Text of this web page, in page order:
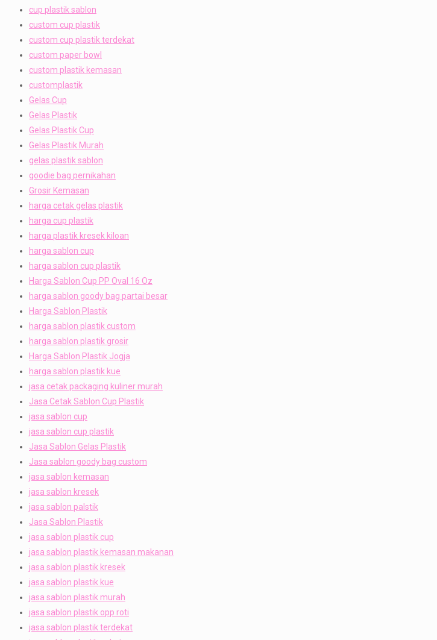
cup plastik sablon
custom cup plastik
custom cup plastik terdekat
custom paper bowl
custom plastik kemasan
customplastik
Gelas Cup
Gelas Plastik
Gelas Plastik Cup
Gelas Plastik Murah
gelas plastik sablon
goodie bag pernikahan
Grosir Kemasan
harga cetak gelas plastik
harga cup plastik
harga plastik kresek kiloan
harga sablon cup
harga sablon cup plastik
Harga Sablon Cup PP Oval 16 Oz
harga sablon goody bag partai besar
Harga Sablon Plastik
harga sablon plastik custom
harga sablon plastik grosir
Harga Sablon Plastik Jogja
harga sablon plastik kue
jasa cetak packaging kuliner murah
Jasa Cetak Sablon Cup Plastik
jasa sablon cup
jasa sablon cup plastik
Jasa Sablon Gelas Plastik
Jasa sablon goody bag custom
jasa sablon kemasan
jasa sablon kresek
jasa sablon palstik
Jasa Sablon Plastik
jasa sablon plastik cup
jasa sablon plastik kemasan makanan
jasa sablon plastik kresek
jasa sablon plastik kue
jasa sablon plastik murah
jasa sablon plastik opp roti
jasa sablon plastik terdekat